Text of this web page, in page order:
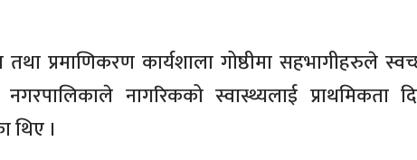
प्रमाणिकरण कार्यशाला गोष्ठीमा सहभागीहरुले
नगरपालिकाले नागरिकको स्वास्थ्यलाई प्राथमिकता
थिए ।